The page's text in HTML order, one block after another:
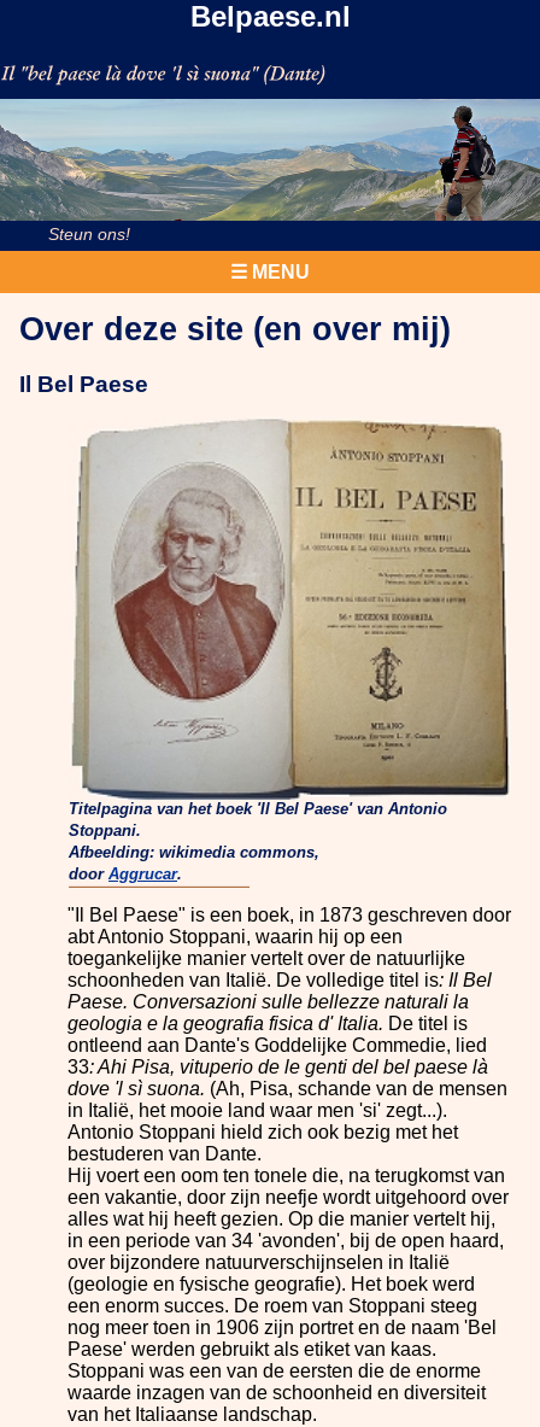
Belpaese.nl
Steun ons!
☰ MENU
Over deze site (en over mij)
Il Bel Paese
Titelpagina van het boek 'Il Bel Paese' van Antonio
Stoppani.
Afbeelding: wikimedia commons,
door Aggrucar.
"Il Bel Paese" is een boek, in 1873 geschreven door
abt Antonio Stoppani, waarin hij op een
toegankelijke manier vertelt over de natuurlijke
schoonheden van Italië. De volledige titel is: Il Bel
Paese. Conversazioni sulle bellezze naturali la
geologia e la geografia fisica d' Italia. De titel is
ontleend aan Dante's Goddelijke Commedie, lied
33: Ahi Pisa, vituperio de le genti del bel paese là
dove 'l sì suona. (Ah, Pisa, schande van de mensen
in Italië, het mooie land waar men 'si' zegt...).
Antonio Stoppani hield zich ook bezig met het
bestuderen van Dante.
Hij voert een oom ten tonele die, na terugkomst van
een vakantie, door zijn neefje wordt uitgehoord over
alles wat hij heeft gezien. Op die manier vertelt hij,
in een periode van 34 'avonden', bij de open haard,
over bijzondere natuurverschijnselen in Italië
(geologie en fysische geografie). Het boek werd
een enorm succes. De roem van Stoppani steeg
nog meer toen in 1906 zijn portret en de naam 'Bel
Paese' werden gebruikt als etiket van kaas.
Stoppani was een van de eersten die de enorme
waarde inzagen van de schoonheid en diversiteit
van het Italiaanse landschap.